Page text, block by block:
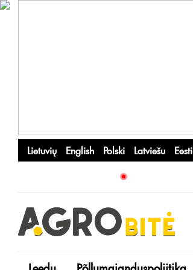
Lietuvių English Polski Latviešu Eesti